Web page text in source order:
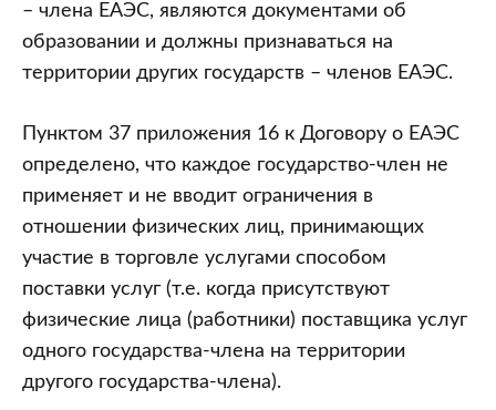
– члена ЕАЭС, являются документами об
образовании и должны признаваться на
территории других государств – членов ЕАЭС.
Пунктом 37 приложения 16 к Договору о ЕАЭС
определено, что каждое государство-член не
применяет и не вводит ограничения в
отношении физических лиц, принимающих
участие в торговле услугами способом
поставки услуг (т.е. когда присутствуют
физические лица (работники) поставщика услуг
одного государства-члена на территории
другого государства-члена).